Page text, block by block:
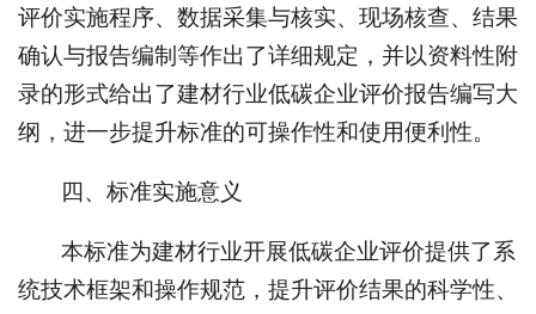
评价实施程序、数据采集与核实、现场核查、结果
确认与报告编制等作出了详细规定，并以资料性附
录的形式给出了建材行业低碳企业评价报告编写大
纲，进一步提升标准的可操作性和使用便利性。
四、标准实施意义
本标准为建材行业开展低碳企业评价提供了系
统技术框架和操作规范，提升评价结果的科学性、